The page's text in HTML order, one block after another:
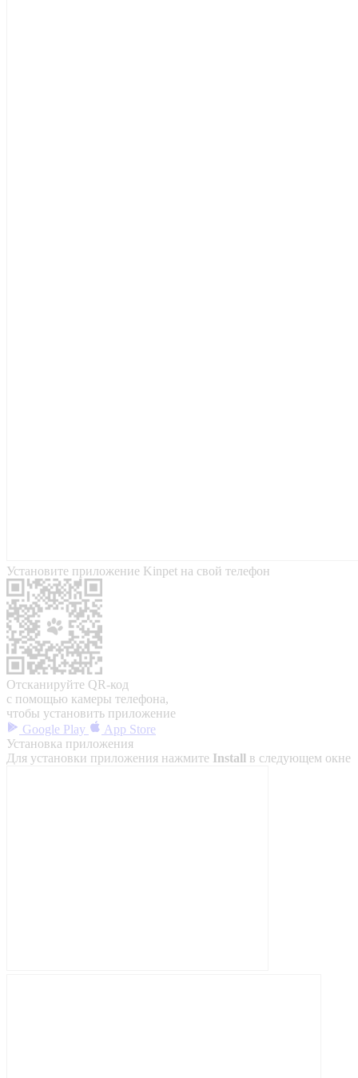
Установите приложение Kinpet на свой телефон
Отсканируйте QR-код
с помощью камеры телефона,
чтобы установить приложение
Google Play
App Store
Установка приложения
Для установки приложения нажмите Install в следующем окне